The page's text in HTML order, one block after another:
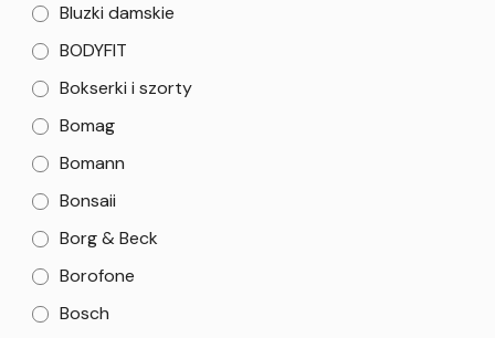
Bluzki damskie
BODYFIT
Bokserki i szorty
Bomag
Bomann
Bonsaii
Borg & Beck
Borofone
Bosch